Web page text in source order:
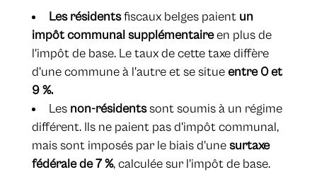
Les résidentsfiscaux belges paient un
impôt communal supplémentaireen plus de
l'impôt de base. Le taux de cette taxe diffère
d'une commune à l'autre et se situeentre 0 et
9 %.
Les non-résidentssont soumis à un régime
différent. Ils ne paient pas d'impôt communal,
mais sont imposés par le biais d'unesurtaxe
fédérale de 7 %, calculée sur l'impôt de base.